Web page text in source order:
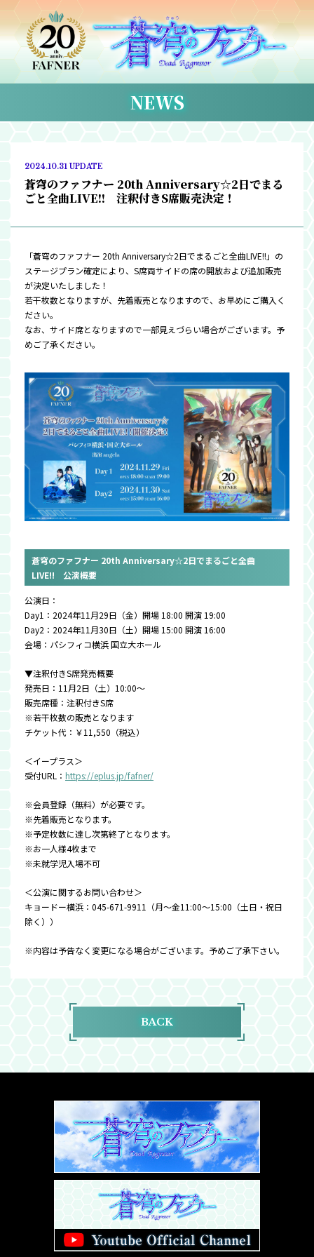
NEWS
2024.10.31 UPDATE
蒼穹のファフナー 20th Anniversary☆2日でまる
ごと全曲LIVE!! 注釈付きS席販売決定！
「蒼穹のファフナー 20th Anniversary☆2日でまるごと全曲LIVE!!」の
ステージプラン確定により、S席両サイドの席の開放および追加販売
が決定いたしました！
若干枚数となりますが、先着販売となりますので、お早めにご購入く
ださい。
なお、サイド席となりますので一部見えづらい場合がございます。予
めご了承ください。
蒼穹のファフナー 20th Anniversary☆2日でまるごと全曲
LIVE!! 公演概要
公演日：
Day1：2024年11月29日（金）開場 18:00 開演 19:00
Day2：2024年11月30日（土）開場 15:00 開演 16:00
会場：パシフィコ横浜 国立大ホール
▼注釈付きS席発売概要
発売日：11月2日（土）10:00～
販売席種：注釈付きS席
※若干枚数の販売となります
チケット代：￥11,550（税込）
＜イープラス＞
受付URL： https://eplus.jp/fafner/
※会員登録（無料）が必要です。
※先着販売となります。
※予定枚数に達し次第終了となります。
※お一人様4枚まで
※未就学児入場不可
＜公演に関するお問い合わせ＞
キョードー横浜：045-671-9911（月～金11:00～15:00（土日・祝日
除く））
※内容は予告なく変更になる場合がございます。予めご了承下さい。
BACK